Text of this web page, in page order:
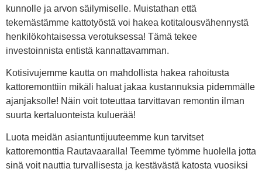
kunnolle ja arvon säilymiselle. Muistathan että
tekemästämme kattotyöstä voi hakea kotitalousvähennystä
henkilökohtaisessa verotuksessa! Tämä tekee
investoinnista entistä kannattavamman.
Kotisivujemme kautta on mahdollista hakea rahoitusta
kattoremonttiin mikäli haluat jakaa kustannuksia pidemmälle
ajanjaksolle! Näin voit toteuttaa tarvittavan remontin ilman
suurta kertaluonteista kuluerää!
Luota meidän asiantuntijuuteemme kun tarvitset
kattoremonttia Rautavaaralla! Teemme työmme huolella jotta
sinä voit nauttia turvallisesta ja kestävästä katosta vuosiksi